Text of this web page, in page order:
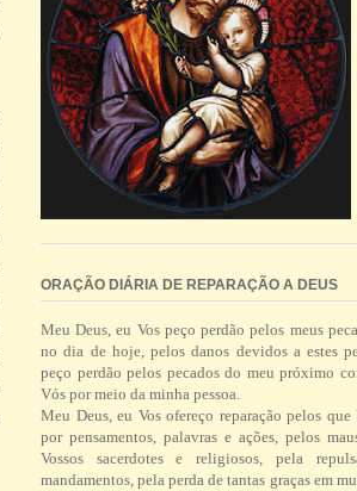
ORAÇÃO DIÁRIA DE REPARAÇÃO A DEUS
Meu Deus, eu Vos peço perdão pelos meus
no dia de hoje, pelos danos devidos a estes
peço perdão pelos pecados do meu próximo
Vós por meio da minha pessoa.
Meu Deus, eu Vos ofereço reparação pelos que
por pensamentos, palavras e ações, pelos
Vossos sacerdotes e religiosos, pela
mandamentos, pela perda de tantas graças em